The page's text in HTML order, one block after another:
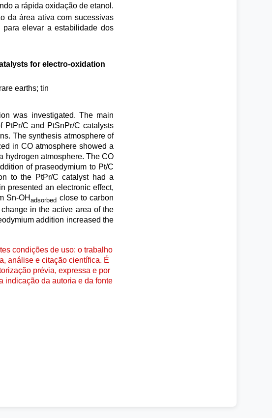
a rápida oxidação de etanol.
da área ativa com sucessivas
elevar a estabilidade dos
for electro-oxidation
earths; tin
was investigated. The main
PtPr/C and PtSnPr/C catalysts
The synthesis atmosphere of
in CO atmosphere showed a
hydrogen atmosphere. The CO
of praseodymium to Pt/C
to the PtPr/C catalyst had a
presented an electronic effect,
Sn-OH adsorbed close to carbon
in the active area of the
addition increased the
condições de uso: o trabalho
análise e citação científica. É
prévia, expressa e por
indicação da autoria e da fonte